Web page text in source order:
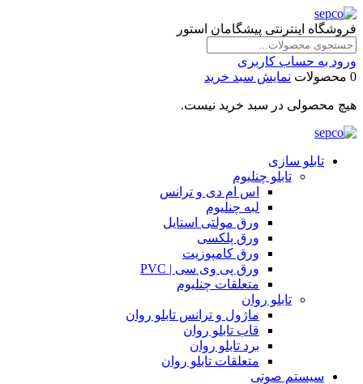
فروشگاه اینترنتی پیشگامان استور
ورود به حساب کاربری
0 محصولات
نمایش سبد خرید
هیچ محصولی در سبد خرید نیست.
تابلو سازی
تابلو چنلیوم
اس ام دی و ترانس
لبه چنلیوم
ورق مولتی استایل
ورق پلکسی
ورق کامپوزیت
ورق پی وی سی | PVC
متعلقات چنلیوم
تابلو روان
ماژول و ترانس تابلو روان
قاب تابلو روان
برد تابلو روان
متعلقات تابلو روان
سیستم صوتی